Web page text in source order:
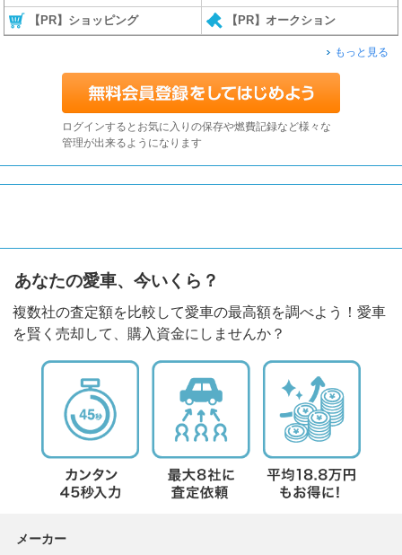
【PR】ショッピング 【PR】オークション
もっと見る
ログインするとお気に入りの保存や燃費記録など様々な
管理が出来るようになります
あなたの愛車、今いくら？
複数社の査定額を比較して愛車の最高額を調べよう！愛車
を賢く売却して、購入資金にしませんか？
メーカー